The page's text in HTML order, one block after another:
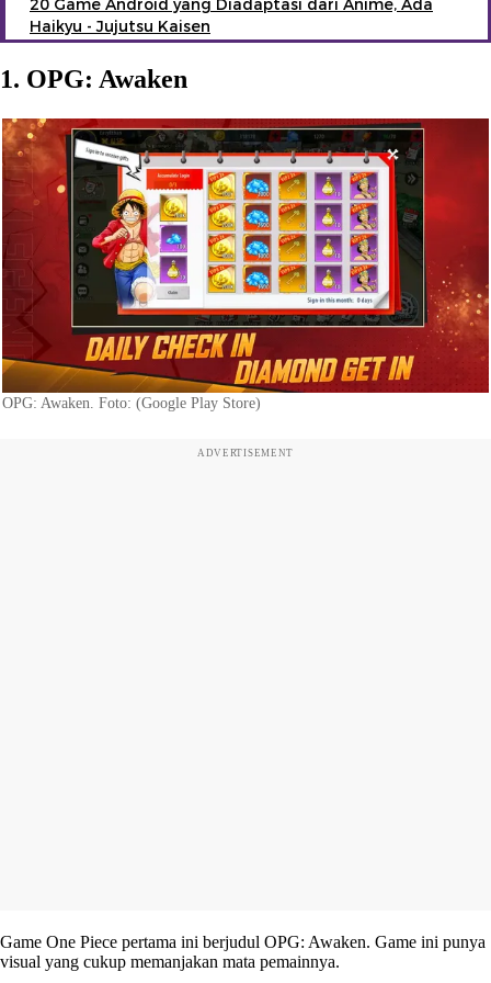
20 Game Android yang Diadaptasi dari Anime, Ada
Haikyu - Jujutsu Kaisen
1. OPG: Awaken
OPG: Awaken. Foto: (Google Play Store)
ADVERTISEMENT
Game One Piece pertama ini berjudul OPG: Awaken. Game ini punya
visual yang cukup memanjakan mata pemainnya.